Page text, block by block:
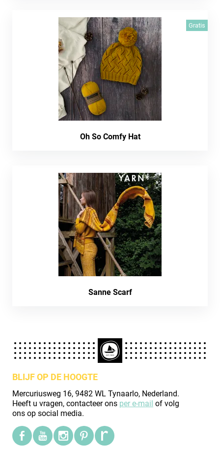
Gratis
Oh So Comfy Hat
Sanne Scarf
BLIJF OP DE HOOGTE
Mercuriusweg 16, 9482 WL Tynaarlo, Nederland.
Heeft u vragen, contacteer ons per e-mail of volg
ons op social media.